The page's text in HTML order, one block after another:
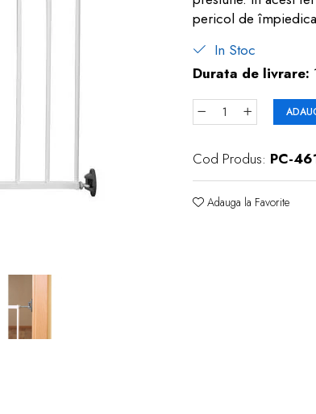
pericol de
In Stoc
Durata de livrare:
Cod Produs: PC-
Adauga la Favorite